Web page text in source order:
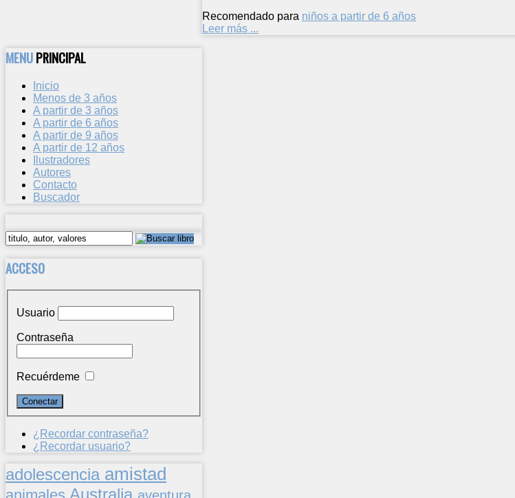
Recomendado para niños a partir de 6 años
Leer más ...
MENUPRINCIPAL
Inicio
Menos de 3 años
A partir de 3 años
A partir de 6 años
A partir de 9 años
A partir de 12 años
Ilustradores
Autores
Contacto
Buscador
ACCESO
Usuario
Contraseña
Recuérdeme
¿Recordar contraseña?
¿Recordar usuario?
adolescencia amistad
Australia